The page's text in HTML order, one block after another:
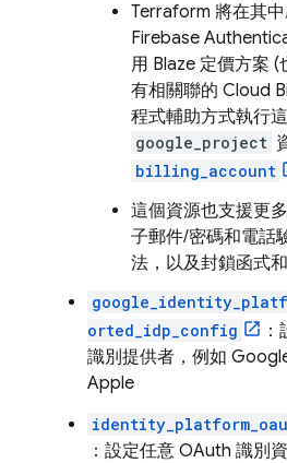
Terraform 將在其
Firebase
用 Blaze 定價方案
有相關聯的 Cloud
程式輔助方式執行
google_project
billing_account
這個資源也支援更
子郵件/密碼和電話
法，以及封鎖函式和
orted_idp_config
識別提供者，例如
Apple
：設定任意 OAuth 識別